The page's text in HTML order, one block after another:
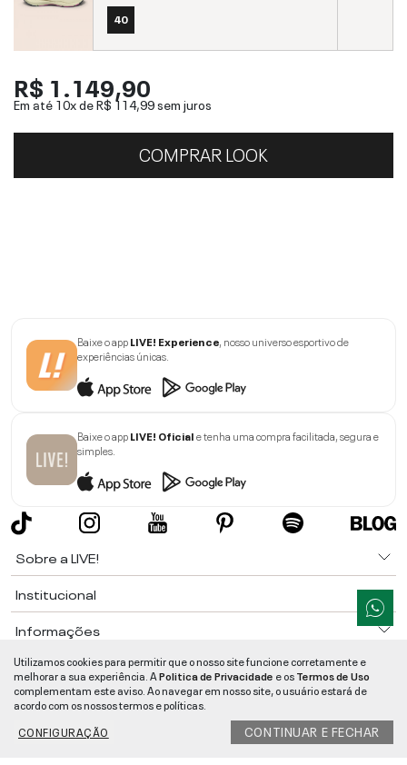
40
R$ 1.149,90
Em até 10x deR$ 114,99sem juros
COMPRAR LOOK
Baixe o appLIVE! Experience , nosso universo esportivo de
experiências únicas.
Baixe o appLIVE! Oficiale tenha uma compra facilitada, segura e
simples.
Sobre a LIVE!
Institucional
Informações
Ajuda
Segurança e Qualidade
LIVE!©2026- TODOS OS DIREITOS RESERVADOS -RUA MANOEL FRANCISCO
DA COSTA, 1600 - BAIRRO VIEIRA - CEP 89257-207-JARAGUÁ DO SUL/SC-
Utilizamos cookies para permitir que o nosso site funcione corretamente e
melhorar a sua experiência. APolitica de Privacidade e osTermos de Uso
complementam este aviso. Ao navegar em nosso site, o usuário estará de
acordo com os nossos termos e políticas.
CONFIGURAÇÃO
CONTINUAR E FECHAR